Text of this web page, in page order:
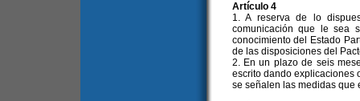
Artículo 4
1. A reserva de lo
comunicación que le sea
conocimiento del Estado
de las disposiciones del
2. En un plazo de seis
escrito dando explicaciones
se señalen las medidas que